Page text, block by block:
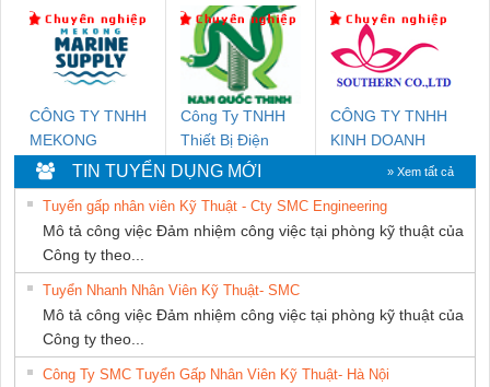
HƯNG
SETSUBI VIỆT
NAM
CÔNG TY TNHH
MEKONG
MARINE SUPPLY
Công Ty TNHH
Thiết Bị Điện
Nam Quốc Thịnh
CÔNG TY TNHH
KINH DOANH
DỊCH VỤ XNK
PHƯƠNG NAM
TIN TUYỂN DỤNG MỚI » Xem tất cả
Tuyển gấp nhân viên Kỹ Thuật - Cty SMC Engineering
Mô tả công việc Đảm nhiệm công việc tại phòng kỹ thuật của
Công ty theo...
Tuyển Nhanh Nhân Viên Kỹ Thuật- SMC
Mô tả công việc Đảm nhiệm công việc tại phòng kỹ thuật của
Công ty theo...
Công Ty SMC Tuyển Gấp Nhân Viên Kỹ Thuật- Hà Nội